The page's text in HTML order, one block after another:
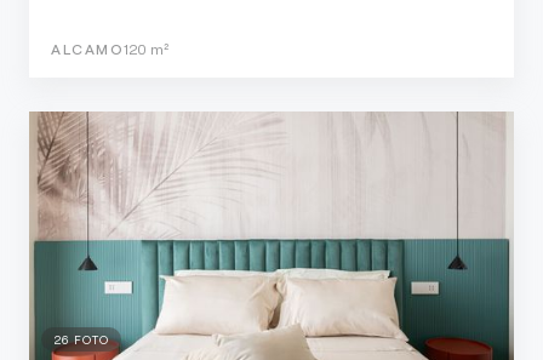
ALCAMO120 m²
26 FOTO